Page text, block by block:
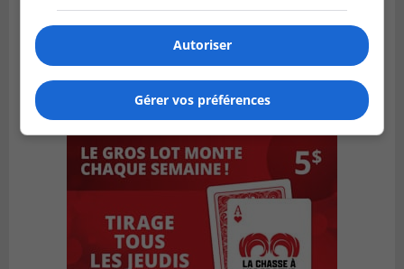
Autoriser
Gérer vos préférences